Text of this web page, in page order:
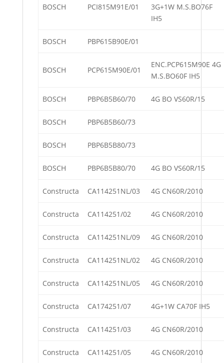
BOSCH PCI815M91E/01
3G+1W M.S.BO76F
IH5
BOSCH PBP615B90E/01
BOSCH PCP615M90E/01
ENC.PCP615M90E 4G
M.S.BO60F IH5
BOSCH PBP6B5B60/70 4G BO VS60R/15
BOSCH PBP6B5B60/73
BOSCH PBP6B5B80/73
BOSCH PBP6B5B80/70 4G BO VS60R/15
Constructa CA114251NL/03 4G CN60R/2010
Constructa CA114251/02 4G CN60R/2010
Constructa CA114251NL/09 4G CN60R/2010
Constructa CA114251NL/02 4G CN60R/2010
Constructa CA114251NL/05 4G CN60R/2010
Constructa CA174251/07 4G+1W CA70F IH5
Constructa CA114251/03 4G CN60R/2010
Constructa CA114251/05 4G CN60R/2010